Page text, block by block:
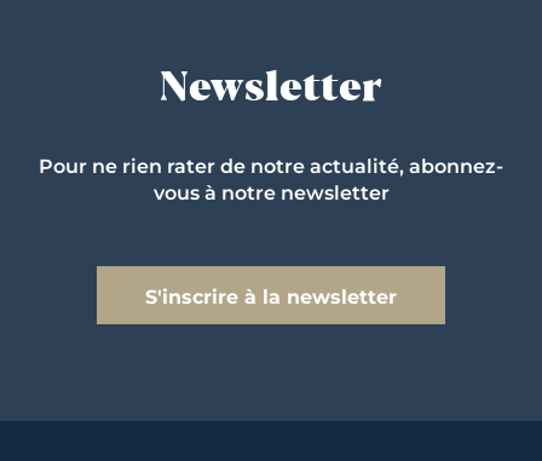
Newsletter
Pour ne rien rater de notre actualité, abonnez-
vous à notre newsletter
S'inscrire à la newsletter